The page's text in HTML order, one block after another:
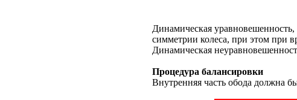
Динамическая уравновешенность,
симметрии колеса, при этом при
Динамическая
Процедура балансировки
Внутренняя часть обода должна